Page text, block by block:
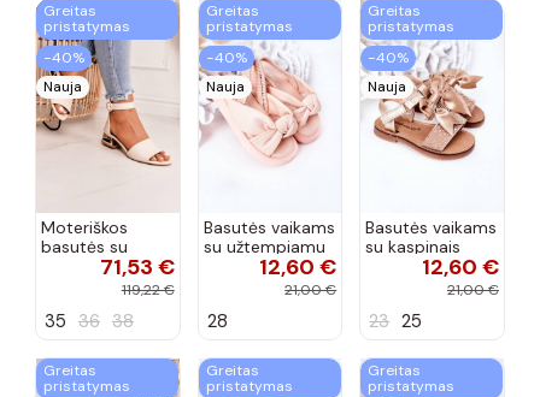
Greitas
pristatymas
−40%
Nauja
Moteriškos
basutės su
aukso spalvos
kulniukais Laura
spalvos
71,53 €
119,22 €
35 36 38
Greitas
pristatymas
−40%
Nauja
Basutės vaikams
su užtempiamu
užsegimu
rožinės spalvos
12,60 €
21,00 €
28
Greitas
pristatymas
−40%
Nauja
Basutės vaikams
su kaspinais
aukso spalvos
12,60 €
21,00 €
23 25
Greitas
pristatymas
Greitas
pristatymas
Greitas
pristatymas